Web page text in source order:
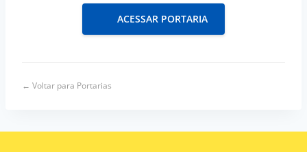
ACESSAR PORTARIA
← Voltar para Portarias